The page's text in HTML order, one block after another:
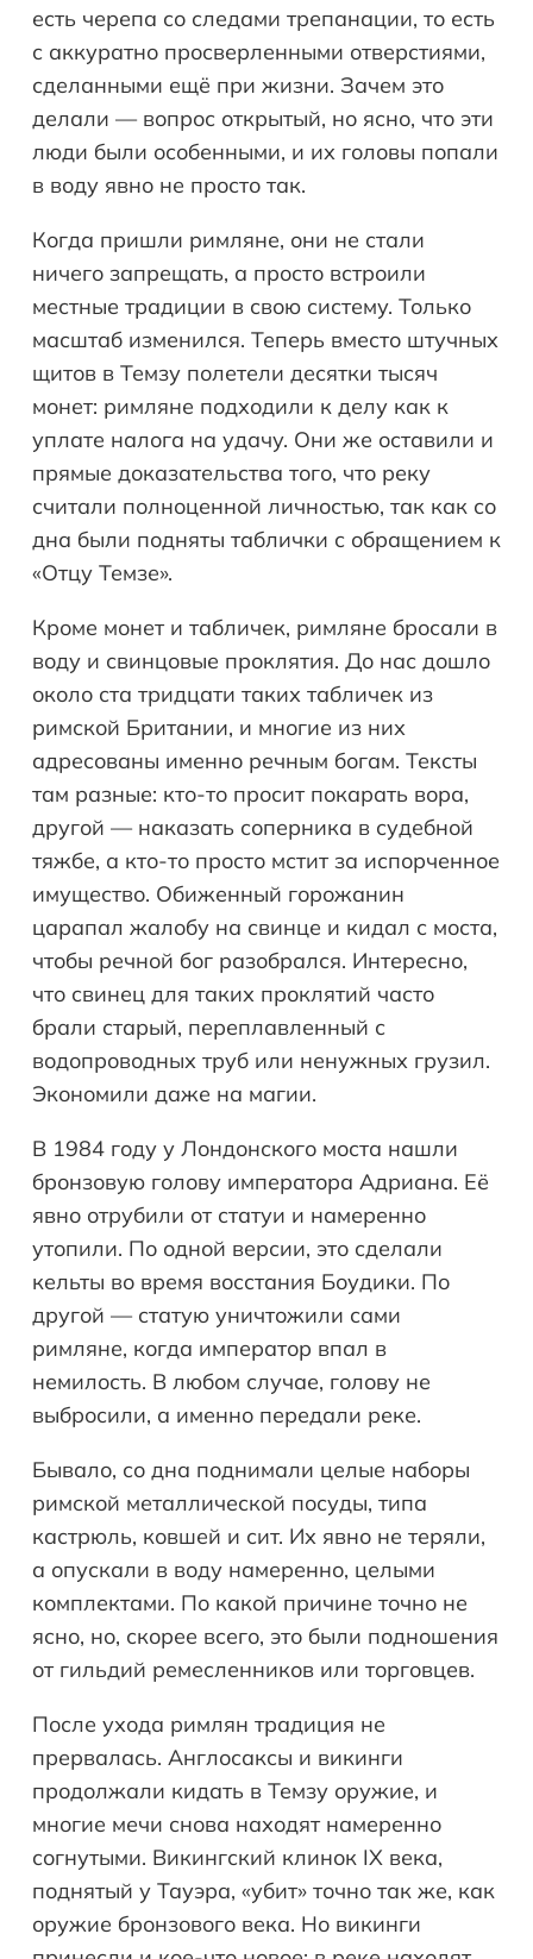
есть черепа со следами трепанации, то есть
с аккуратно просверленными отверстиями,
сделанными ещё при жизни. Зачем это
делали — вопрос открытый, но ясно, что эти
люди были особенными, и их головы попали
в воду явно не просто так.
Когда пришли римляне, они не стали
ничего запрещать, а просто встроили
местные традиции в свою систему. Только
масштаб изменился. Теперь вместо штучных
щитов в Темзу полетели десятки тысяч
монет: римляне подходили к делу как к
уплате налога на удачу. Они же оставили и
прямые доказательства того, что реку
считали полноценной личностью, так как со
дна были подняты таблички с обращением к
«Отцу Темзе».
Кроме монет и табличек, римляне бросали в
воду и свинцовые проклятия. До нас дошло
около ста тридцати таких табличек из
римской Британии, и многие из них
адресованы именно речным богам. Тексты
там разные: кто-то просит покарать вора,
другой — наказать соперника в судебной
тяжбе, а кто-то просто мстит за испорченное
имущество. Обиженный горожанин
царапал жалобу на свинце и кидал с моста,
чтобы речной бог разобрался. Интересно,
что свинец для таких проклятий часто
брали старый, переплавленный с
водопроводных труб или ненужных грузил.
Экономили даже на магии.
В 1984 году у Лондонского моста нашли
бронзовую голову императора Адриана. Её
явно отрубили от статуи и намеренно
утопили. По одной версии, это сделали
кельты во время восстания Боудики. По
другой — статую уничтожили сами
римляне, когда император впал в
немилость. В любом случае, голову не
выбросили, а именно передали реке.
Бывало, со дна поднимали целые наборы
римской металлической посуды, типа
кастрюль, ковшей и сит. Их явно не теряли,
а опускали в воду намеренно, целыми
комплектами. По какой причине точно не
ясно, но, скорее всего, это были подношения
от гильдий ремесленников или торговцев.
После ухода римлян традиция не
прервалась. Англосаксы и викинги
продолжали кидать в Темзу оружие, и
многие мечи снова находят намеренно
согнутыми. Викингский клинок IX века,
поднятый у Тауэра, «убит» точно так же, как
оружие бронзового века. Но викинги